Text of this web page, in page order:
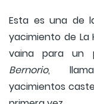
Esta es una de
yacimiento de La
vaina para un
Bernorio,
yacimientos